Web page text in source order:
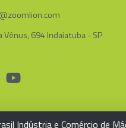
Vênus, 694 Indaiatuba - SP
Indústria e Comércio de